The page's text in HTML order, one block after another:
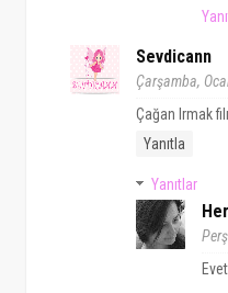
Sevdicann
Çarşamba,
Çağan Irmak
Yanıtla
Yanıtlar